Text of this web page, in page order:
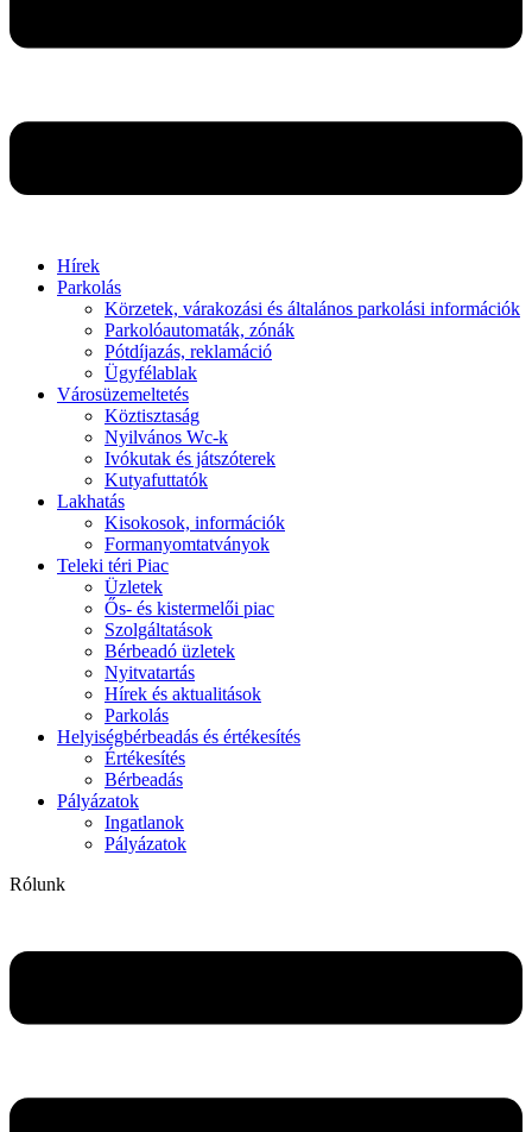
Hírek
Parkolás
Körzetek, várakozási és általános parkolási információk
Parkolóautomaták, zónák
Pótdíjazás, reklamáció
Ügyfélablak
Városüzemeltetés
Köztisztaság
Nyilvános Wc-k
Ivókutak és játszóterek
Kutyafuttatók
Lakhatás
Kisokosok, információk
Formanyomtatványok
Teleki téri Piac
Üzletek
Ős- és kistermelői piac
Szolgáltatások
Bérbeadó üzletek
Nyitvatartás
Hírek és aktualitások
Parkolás
Helyiségbérbeadás és értékesítés
Értékesítés
Bérbeadás
Pályázatok
Ingatlanok
Pályázatok
Rólunk